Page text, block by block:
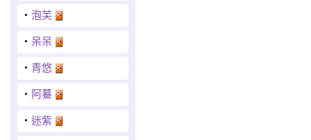
‧ 泡芙
‧ 呆呆
‧ 青悠
‧ 阿驀
‧ 迷紫